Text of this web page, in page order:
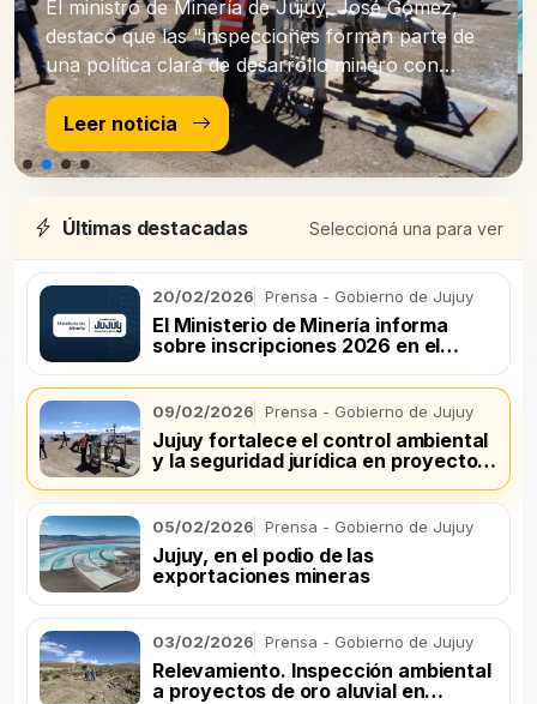
El ministro de Minería de Jujuy, José Gómez,
destacó que las "inspecciones forman parte de
una política clara de desarrollo minero con
control ambiental efectivo".
Leer noticia
Últimas destacadas Seleccioná una para ver
20/02/2026 Prensa - Gobierno de Jujuy
El Ministerio de Minería informa
sobre inscripciones 2026 en el
09/02/2026 Prensa - Gobierno de Jujuy
Jujuy fortalece el control ambiental
y la seguridad jurídica en proyectos
05/02/2026 Prensa - Gobierno de Jujuy
Jujuy, en el podio de las
exportaciones mineras
03/02/2026 Prensa - Gobierno de Jujuy
Relevamiento. Inspección ambiental
a proyectos de oro aluvial en